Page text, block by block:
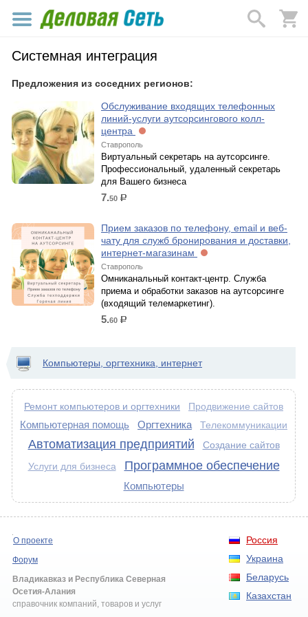
Системная интеграция
Предложения из соседних регионов:
Обслуживание входящих телефонных
линий-услуги аутсорсингового колл-
центра
Ставрополь
Виртуальный секретарь на аутсорсинге.
Профессиональный, удаленный секретарь
для Вашего бизнеса
7.50 р.
Прием заказов по телефону, email и веб-
чату для служб бронирования и доставки,
интернет-магазинам
Ставрополь
Омниканальный контакт-центр. Служба
приема и обработки заказов на аутсорсинге
(входящий телемаркетинг).
5.60 р.
Компьютеры, оргтехника, интернет
Ремонт компьютеров и оргтехники Продвижение сайтов
Компьютерная помощь Оргтехника Телекоммуникации
Автоматизация предприятий Создание сайтов
Услуги для бизнеса Программное обеспечение
Компьютеры
Россия
Украина
Беларусь
Казахстан
О проекте
Форум
Владикавказ и Республика Северная
Осетия-Алания
справочник компаний, товаров и услуг